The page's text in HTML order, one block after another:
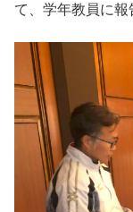
て、学年教員に報